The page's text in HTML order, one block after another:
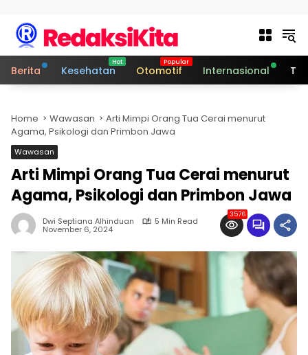
Berita Kesehatan Otomotif Internasional
Home Wawasan
Arti Mimpi Orang Tua Cerai menurut
Agama, Psikologi dan Primbon Jawa
Wawasan
Arti Mimpi Orang Tua Cerai menurut
Agama, Psikologi dan Primbon Jawa
Dwi Septiana Alhinduan 5 Min Read
November 6, 2024
3576